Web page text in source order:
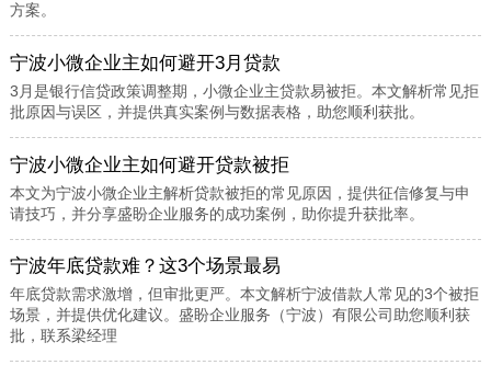
方案。
宁波小微企业主如何避开3月贷款
3月是银行信贷政策调整期，小微企业主贷款易被拒。本文解析常见拒
批原因与误区，并提供真实案例与数据表格，助您顺利获批。
宁波小微企业主如何避开贷款被拒
本文为宁波小微企业主解析贷款被拒的常见原因，提供征信修复与申
请技巧，并分享盛盼企业服务的成功案例，助你提升获批率。
宁波年底贷款难？这3个场景最易
年底贷款需求激增，但审批更严。本文解析宁波借款人常见的3个被拒
场景，并提供优化建议。盛盼企业服务（宁波）有限公司助您顺利获
批，联系梁经理